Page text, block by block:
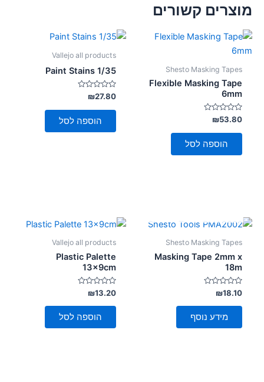
מוצרים קשורים
Shesto Masking Tapes
Flexible Masking Tape
6mm
דורג
0
מתוך
₪53.80
הוספה לסל
Vallejo all products
Paint Stains 1/35
דורג
0
מתוך
₪27.80
הוספה לסל
Shesto Masking Tapes
Masking Tape 2mm x
18m
דורג
0
מתוך
₪18.10
מידע נוסף
Vallejo all products
Plastic Palette
13x9cm
דורג
0
מתוך
₪13.20
הוספה לסל